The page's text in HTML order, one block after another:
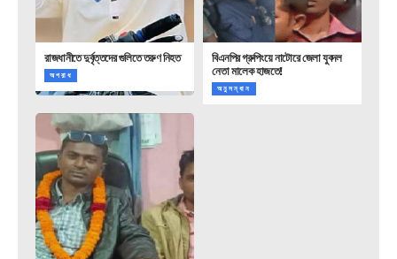
রাজধানীতে দুর্বৃত্তদের গুলিতে তরুণ নিহত
অপরাধ
বিএনপির গ্রুপিংয়ে নাটোরে জেলা যুবদল
নেতা মালেক হাজতে!
অনুসন্ধান